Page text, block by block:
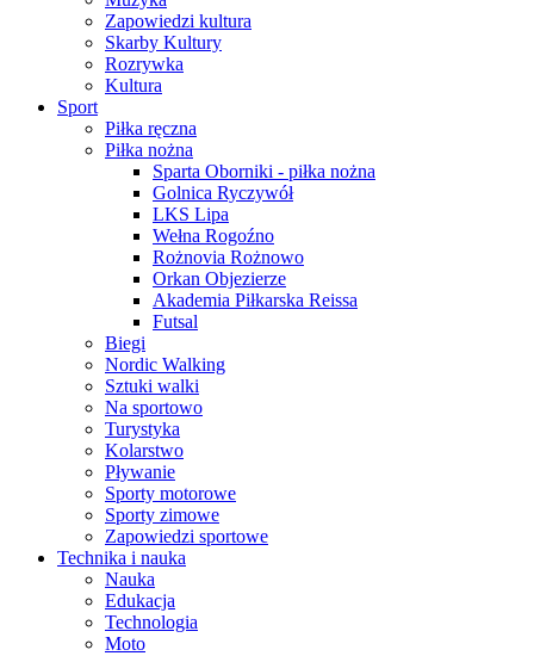
Zapowiedzi kultura
Skarby Kultury
Rozrywka
Kultura
Sport
Piłka ręczna
Piłka nożna
Sparta Oborniki - piłka nożna
Golnica Ryczywół
LKS Lipa
Wełna Rogoźno
Rożnovia Rożnowo
Orkan Objezierze
Akademia Piłkarska Reissa
Futsal
Biegi
Nordic Walking
Sztuki walki
Na sportowo
Turystyka
Kolarstwo
Pływanie
Sporty motorowe
Sporty zimowe
Zapowiedzi sportowe
Technika i nauka
Nauka
Edukacja
Technologia
Moto